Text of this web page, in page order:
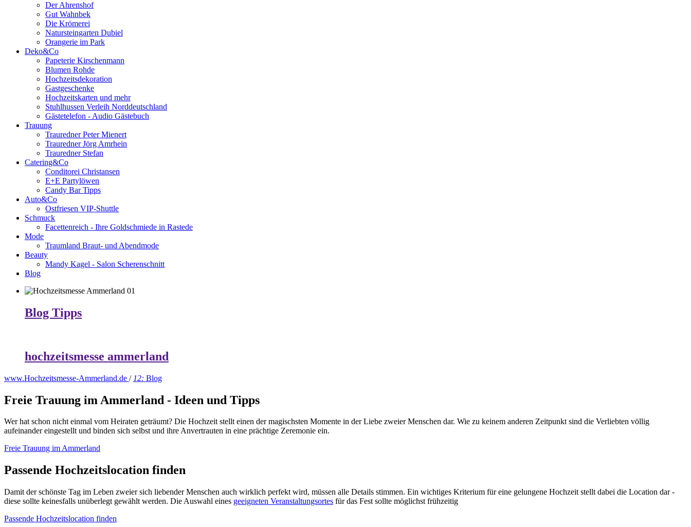
Der Ahrenshof
Gut Wahnbek
Die Krömerei
Natursteingarten Dubiel
Orangerie im Park
Deko&Co
Papeterie Kirschenmann
Blumen Rohde
Hochzeitsdekoration
Gastgeschenke
Hochzeitskarten und mehr
Stuhlhussen Verleih Norddeutschland
Gästetelefon - Audio Gästebuch
Trauung
Trauredner Peter Mienert
Trauredner Jörg Amrhein
Trauredner Stefan
Catering&Co
Conditorei Christansen
E+E Partylöwen
Candy Bar Tipps
Auto&Co
Ostfriesen VIP-Shuttle
Schmuck
Facettenreich - Ihre Goldschmiede in Rastede
Mode
Traumland Braut- und Abendmode
Beauty
Mandy Kagel - Salon Scherenschnitt
Blog
Blog Tipps
hochzeitsmesse ammerland
www.Hochzeitsmesse-Ammerland.de / 12: Blog
Freie Trauung im Ammerland - Ideen und Tipps
Wer hat schon nicht einmal vom Heiraten geträumt? Die Hochzeit stellt einen der magischsten Momente in der Liebe zweier Menschen dar. Wie zu keinem anderen Zeitpunkt sind die Verliebten völlig
aufeinander eingestellt und binden sich selbst und ihre Anvertrauten in eine prächtige Zeremonie ein.
Freie Trauung im Ammerland
Passende Hochzeitslocation finden
Damit der schönste Tag im Leben zweier sich liebender Menschen auch wirklich perfekt wird, müssen alle Details stimmen. Ein wichtiges Kriterium für eine gelungene Hochzeit stellt dabei die Location dar -
diese sollte keinesfalls unüberlegt gewählt werden. Die Auswahl eines geeigneten Veranstaltungsortes für das Fest sollte möglichst frühzeitig
Passende Hochzeitslocation finden